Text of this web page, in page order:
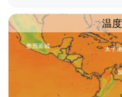
温度